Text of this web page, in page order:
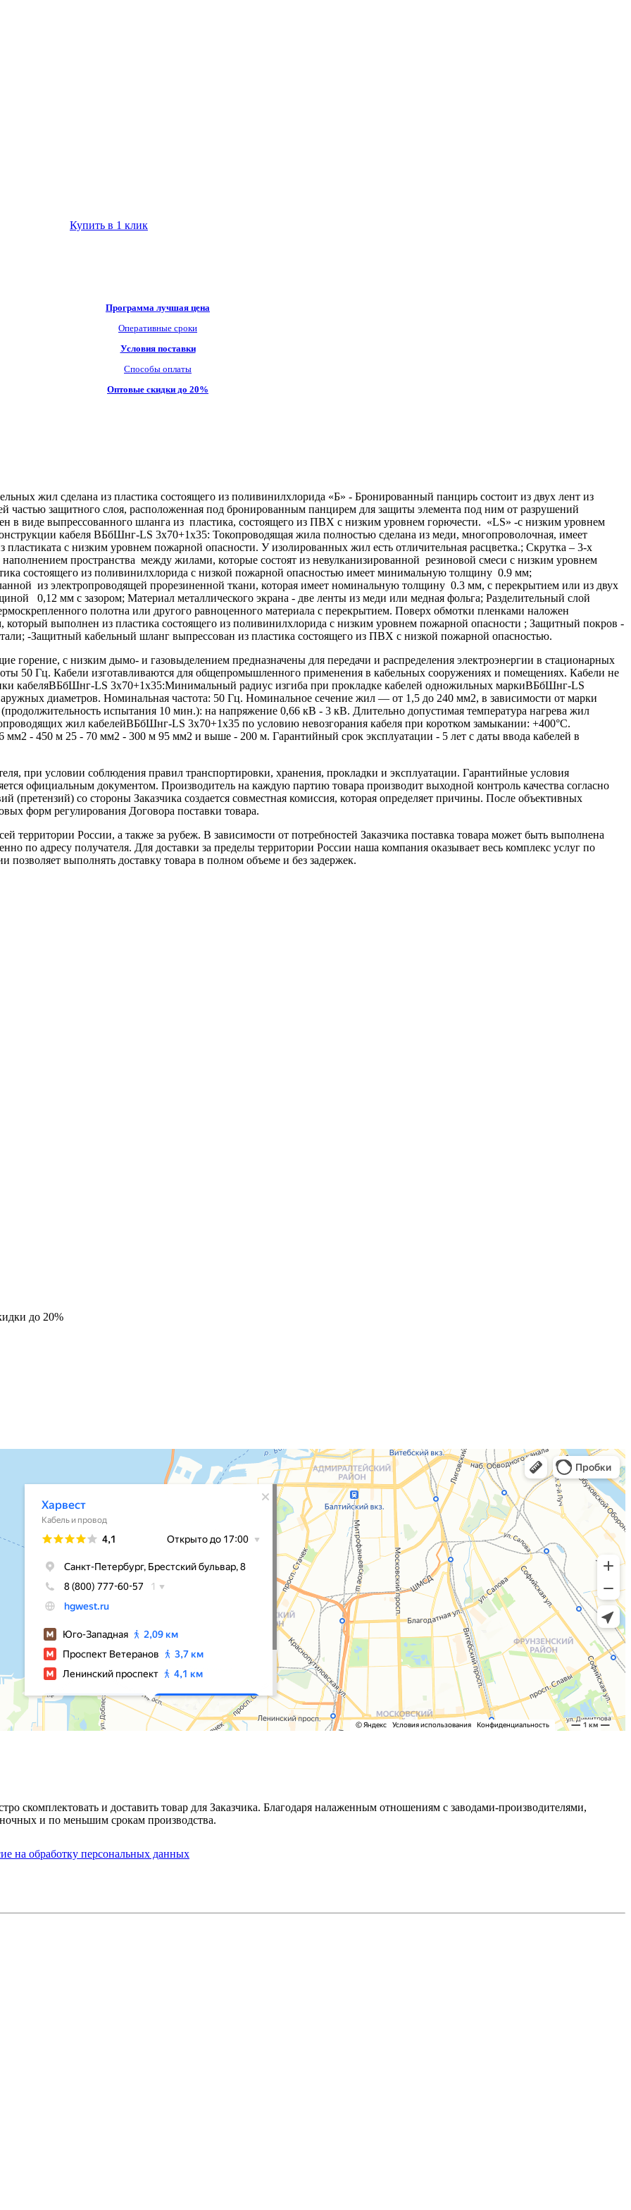
Купить в 1 клик
Программа лучшая цена
Оперативные сроки
Условия поставки
Способы оплаты
Оптовые скидки до 20%
жил сделана из пластика состоящего из поливинилхлорида «Б» - Бронированный панцирь состоит из двух лент из
частью защитного слоя, расположенная под бронированным панцирем для защиты элемента под ним от разрушений
виде выпрессованного шланга из пластика, состоящего из ПВХ с низким уровнем горючести. «LS» -с низким уровнем
кабеля ВБбШнг-LS 3х70+1х35: Токопроводящая жила полностью сделана из меди, многопроволочная, имеет
с низким уровнем пожарной опасности. У изолированных жил есть отличительная расцветка.; Скрутка – 3-х
пространства между жилами, которые состоят из невулканизированной резиновой смеси с низким уровнем
состоящего из поливинилхлорида с низкой пожарной опасностью имеет минимальную толщину 0.9 мм;
из электропроводящей прорезиненной ткани, которая имеет номинальную толщину 0.3 мм, с перекрытием или из двух
0,12 мм с зазором; Материал металлического экрана - две ленты из меди или медная фольга; Разделительный слой
полотна или другого равноценного материала с перекрытием. Поверх обмотки пленками наложен
выполнен из пластика состоящего из поливинилхлорида с низким уровнем пожарной опасности ; Защитный покров -
-Защитный кабельный шланг выпрессован из пластика состоящего из ПВХ с низкой пожарной опасностью.
с низким дымо- и газовыделением предназначены для передачи и распределения электроэнергии в стационарных
50 Гц. Кабели изготавливаются для общепромышленного применения в кабельных сооружениях и помещениях. Кабели не
кабеляВБбШнг-LS 3х70+1х35:Минимальный радиус изгиба при прокладке кабелей одножильных маркиВБбШнг-LS
диаметров. Номинальная частота: 50 Гц. Номинальное сечение жил — от 1,5 до 240 мм2, в зависимости от марки
испытания 10 мин.): на напряжение 0,66 кВ - 3 кВ. Длительно допустимая температура нагрева жил
жил кабелейВБбШнг-LS 3х70+1х35 по условию невозгорания кабеля при коротком замыкании: +400°С.
мм2 - 450 м 25 - 70 мм2 - 300 м 95 мм2 и выше - 200 м. Гарантийный срок эксплуатации - 5 лет с даты ввода кабелей в
при условии соблюдения правил транспортировки, хранения, прокладки и эксплуатации. Гарантийные условия
официальным документом. Производитель на каждую партию товара производит выходной контроль качества согласно
(претензий) со стороны Заказчика создается совместная комиссия, которая определяет причины. После объективных
форм регулирования Договора поставки товара.
территории России, а также за рубеж. В зависимости от потребностей Заказчика поставка товара может быть выполнена
по адресу получателя. Для доставки за пределы территории России наша компания оказывает весь комплекс услуг по
выполнять доставку товара в полном объеме и без задержек.
до 20%
скомплектовать и доставить товар для Заказчика. Благодаря налаженным отношениям с заводами-производителями,
и по меньшим срокам производства.
на обработку персональных данных